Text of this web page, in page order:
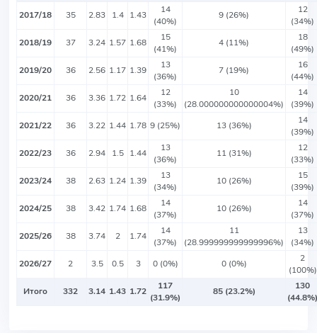
2017/18
35 2.83 1.4 1.43
14
(40%)
9 (26%)
12
(34%)
2018/19
37 3.24 1.57 1.68
15
(41%)
4 (11%)
18
(49%)
2019/20
36 2.56 1.17 1.39
13
(36%)
7 (19%)
16
(44%)
2020/21
36 3.36 1.72 1.64
12
(33%)
10
(28.000000000000004%)
14
(39%)
2021/22
36 3.22 1.44 1.78 9 (25%) 13 (36%)
14
(39%)
2022/23
36 2.94 1.5 1.44
13
(36%)
11 (31%)
12
(33%)
2023/24
38 2.63 1.24 1.39
13
(34%)
10 (26%)
15
(39%)
2024/25
38 3.42 1.74 1.68
14
(37%)
10 (26%)
14
(37%)
2025/26
38 3.74 2 1.74
14
(37%)
11
(28.999999999999996%)
13
(34%)
2026/27
2 3.5 0.5 3 0 (0%) 0 (0%)
2
(100%)
Итого
332 3.14 1.43 1.72
117
(31.9%)
85 (23.2%)
130
(44.8%)